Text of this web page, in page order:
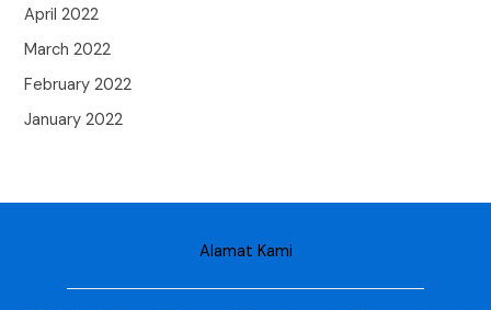
April 2022
March 2022
February 2022
January 2022
Alamat Kami